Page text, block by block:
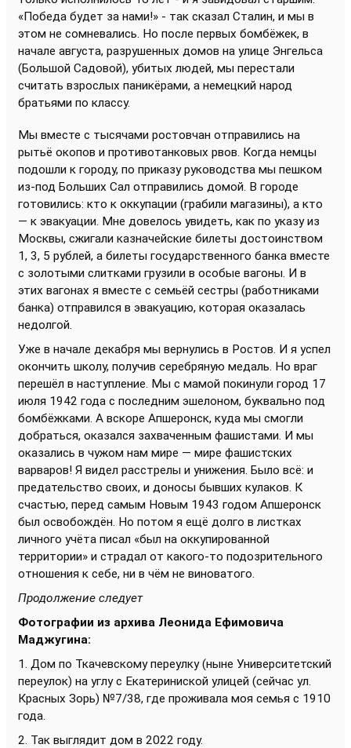
«Победа будет за нами!» - так сказал Сталин, и мы в
этом не сомневались. Но после первых бомбёжек, в
начале августа, разрушенных домов на улице Энгельса
(Большой Садовой), убитых людей, мы перестали
считать взрослых паникёрами, а немецкий народ
братьями по классу.
Мы вместе с тысячами ростовчан отправились на
рытьё окопов и противотанковых рвов. Когда немцы
подошли к городу, по приказу руководства мы пешком
из-под Больших Сал отправились домой. В городе
готовились: кто к оккупации (грабили магазины), а кто
— к эвакуации. Мне довелось увидеть, как по указу из
Москвы, сжигали казначейские билеты достоинством
1, 3, 5 рублей, а билеты государственного банка вместе
с золотыми слитками грузили в особые вагоны. И в
этих вагонах я вместе с семьёй сестры (работниками
банка) отправился в эвакуацию, которая оказалась
недолгой.
Уже в начале декабря мы вернулись в Ростов. И я успел
окончить школу, получив серебряную медаль. Но враг
перешёл в наступление. Мы с мамой покинули город 17
июля 1942 года с последним эшелоном, буквально под
бомбёжками. А вскоре Апшеронск, куда мы смогли
добраться, оказался захваченным фашистами. И мы
оказались в чужом нам мире — мире фашистских
варваров! Я видел расстрелы и унижения. Было всё: и
предательство своих, и доносы бывших кулаков. К
счастью, перед самым Новым 1943 годом Апшеронск
был освобождён. Но потом я ещё долго в листках
личного учёта писал «был на оккупированной
территории» и страдал от какого-то подозрительного
отношения к себе, ни в чём не виноватого.
Продолжение следует
Фотографии из архива Леонида Ефимовича
Маджугина:
1. Дом по Ткачевскому переулку (ныне Университетский
переулок) на углу с Екатериниской улицей (сейчас ул.
Красных Зорь) №7/38, где проживала моя семья с 1910
года.
2. Так выглядит дом в 2022 году.